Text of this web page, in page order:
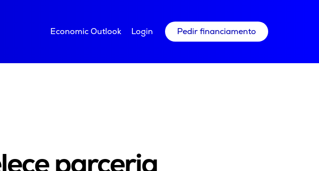
Economic Outlook Login Pedir financiamento
parceria